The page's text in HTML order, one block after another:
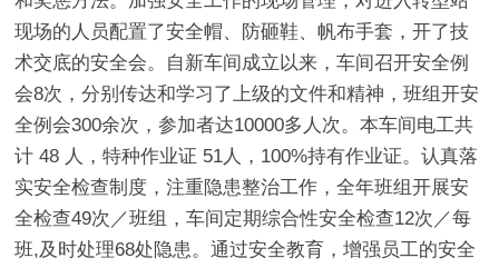
现场的人员配置了安全帽、防砸鞋、帆布手套，开了技
术交底的安全会。自新车间成立以来，车间召开安全例
会8次，分别传达和学习了上级的文件和精神，班组开安
全例会300余次，参加者达10000多人次。本车间电工共
计 48 人，特种作业证 51人，100%持有作业证。认真落
实安全检查制度，注重隐患整治工作，全年班组开展安
全检查49次／班组，车间定期综合性安全检查12次／每
班,及时处理68处隐患。通过安全教育，增强员工的安全